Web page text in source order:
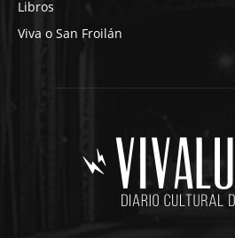
Libros
Viva o San Froilán